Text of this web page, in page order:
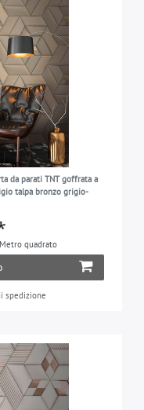
da parati TNT goffrata a
talpa bronzo grigio-
quadrato
spedizione